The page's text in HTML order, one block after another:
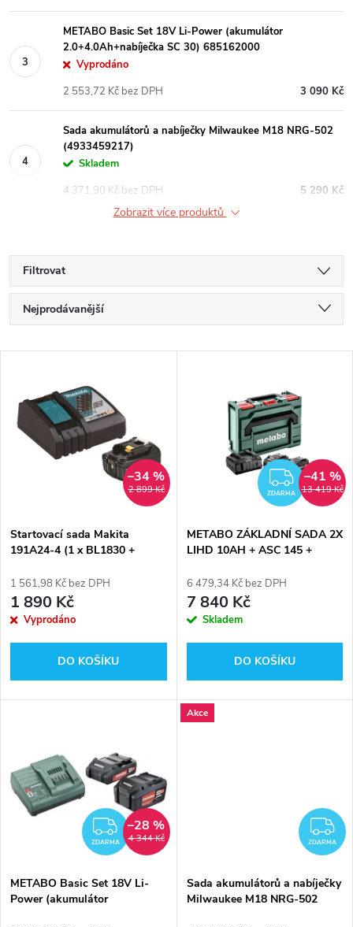
METABO Basic Set 18V Li-Power (akumulátor
2.0+4.0Ah+nabíječka SC 30) 685162000
Vyprodáno
3 090 Kč
2 553,72 Kč bez DPH
Sada akumulátorů a nabíječky Milwaukee M18 NRG-502
(4933459217)
Skladem
5 290 Kč
4 371,90 Kč bez DPH
Zobrazit více produktů
Filtrovat
Ř
a
z
e
p
r
o
u
t
ů
Nejprodávanější
Abecedně
ý
p
s
p
r
o
d
k
t
2 899 Kč
–34 %
Startovací sada Makita
191A24-4 (1 x BL1830 +
1 561,98 Kč bez DPH
1 890 Kč
Vyprodáno
DO KOŠÍKU
ZDARMA 13 419 Kč
–41 %
METABO ZÁKLADNÍ SADA 2X
LIHD 10AH + ASC 145 +
6 479,34 Kč bez DPH
7 840 Kč
Skladem
DO KOŠÍKU
ZDARMA
ZDARMA 4 344 Kč
–28 %
METABO Basic Set 18V Li-
Power (akumulátor
Akce
ZDARMA
Sada akumulátorů a nabíječky
Milwaukee M18 NRG-502